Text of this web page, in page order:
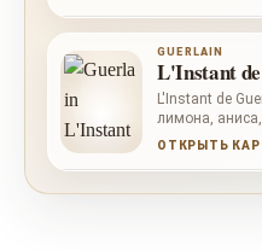
GUERLAIN
L'Instant
L'Instant de
лимона, аниса,
раскрывает
ОТКРЫТЬ